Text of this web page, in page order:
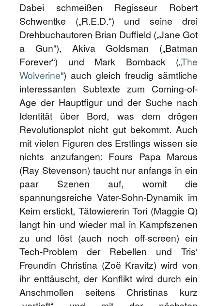
Dabei schmeißen Regisseur Robert
Schwentke („R.E.D.“) und seine drei
Drehbuchautoren Brian Duffield („Jane Got
a Gun“), Akiva Goldsman („Batman
Forever“) und Mark Bomback („The
Wolverine“) auch gleich freudig sämtliche
interessanten Subtexte zum Coming-of-
Age der Hauptfigur und der Suche nach
Identität über Bord, was dem drögen
Revolutionsplot nicht gut bekommt. Auch
mit vielen Figuren des Erstlings wissen sie
nichts anzufangen: Fours Papa Marcus
(Ray Stevenson) taucht nur anfangs in ein
paar Szenen auf, womit die
spannungsreiche Vater-Sohn-Dynamik im
Keim erstickt, Tätowiererin Tori (Maggie Q)
langt hin und wieder mal in Kampfszenen
zu und löst (auch noch off-screen) ein
Tech-Problem der Rebellen und Tris‘
Freundin Christina (Zoë Kravitz) wird von
ihr enttäuscht, der Konflikt wird durch ein
Anschmollen seitens Christinas kurz